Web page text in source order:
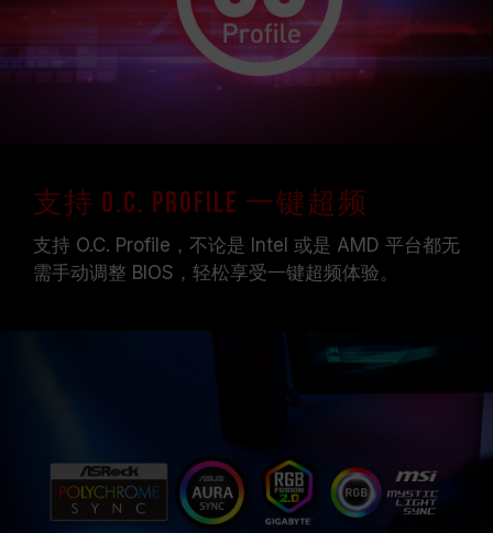
支持 O.C. Profile 一键超频
支持 O.C. Profile，不论是 Intel 或是 AMD 平台都无
需手动调整 BIOS，轻松享受一键超频体验。